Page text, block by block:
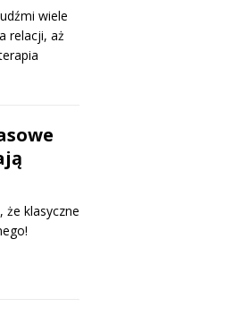
wiele
relacji, aż
że klasyczne